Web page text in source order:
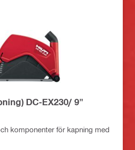
DC-EX230/ 9"
komponenter för kapning med